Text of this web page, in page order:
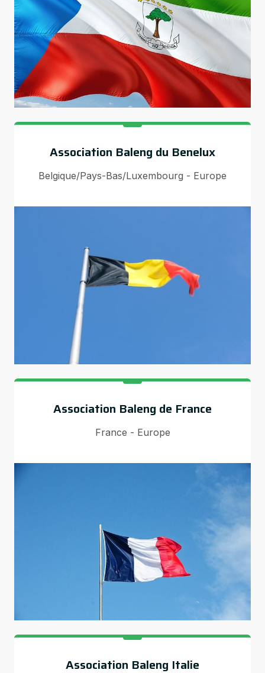
Association Baleng du Benelux
Belgique/Pays-Bas/Luxembourg - Europe
Association Baleng de France
France - Europe
Association Baleng Italie